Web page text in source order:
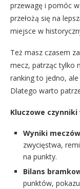
przewagę i pomóc
przełożą się na
miejsce w
Też masz czasem
mecz, patrząc tylko
ranking to jedno,
Dlatego warto
Kluczowe czynniki
Wyniki
zwycięstwa,
na punkty.
Bilans
punktów,